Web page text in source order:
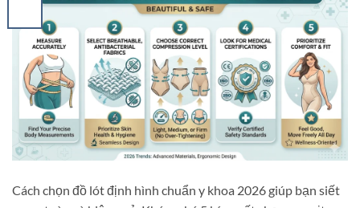
Cách chọn đồ lót định hình chuẩn y khoa 2026 giúp bạn siết